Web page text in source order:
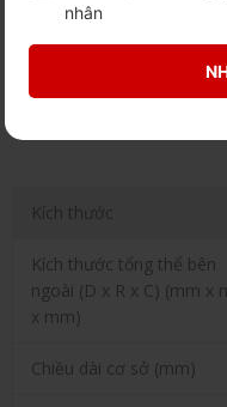
Kích thước
Kích thước tổng thể bên
ngoài (D x R x C) (mm x
x mm)
Chiều dài cơ sở (mm)
nhân